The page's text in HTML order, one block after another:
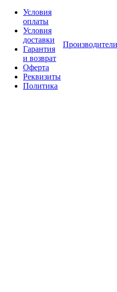
Условия
оплаты
Условия
доставки
Гарантия
и возврат
Оферта
Реквизиты
Политика
Производители